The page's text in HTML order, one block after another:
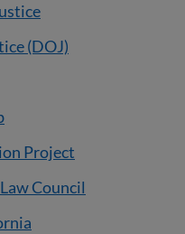
(DOJ)
Project
Council